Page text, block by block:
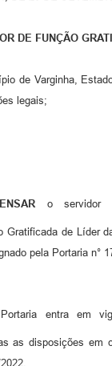
DE FUNÇÃO
de Varginha,
legais;
o servidor
Gratificada de Líder
pela Portaria n°
entra em
as disposições em